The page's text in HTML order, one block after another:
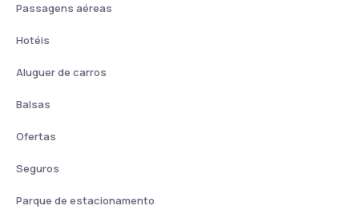
Passagens aéreas
Hotéis
Aluguer de carros
Balsas
Ofertas
Seguros
Parque de estacionamento